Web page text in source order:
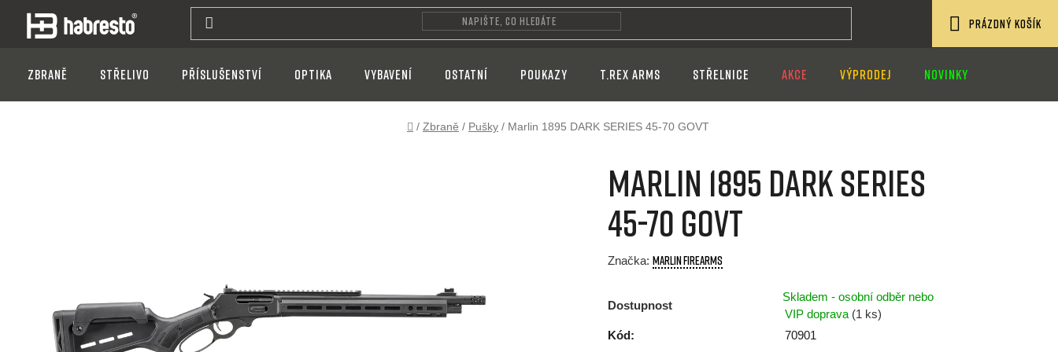
obsah
KOŠÍK
PRÁZDNÝ KOŠÍK
Zbraně Střelivo Příslušenství Optika VYBAVENÍ OSTATNÍ POUKAZY T.REX ARMS STŘELNICE AKCE VÝPRODEJ NOVINKY
Domů
/ Zbraně / Pušky / Marlin 1895 DARK SERIES 45-70 GOVT
Marlin 1895 DARK SERIES
45-70 GOVT
Značka: MARLIN FIREARMS
Dostupnost
Skladem - osobní odběr nebo
VIP doprava (1 ks)
Kód:
70901